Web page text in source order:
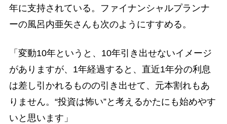
年に支持されている。ファイナンシャルプランナ
ーの風呂内亜矢さんも次のようにすすめる。
「変動10年というと、10年引き出せないイメージ
がありますが、1年経過すると、直近1年分の利息
は差し引かれるものの引き出せて、元本割れもあ
りません。“投資は怖い”と考えるかたにも始めやす
いと思います」